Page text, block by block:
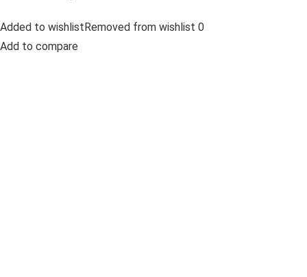
Added to wishlistRemoved from wishlist 0
Add to compare